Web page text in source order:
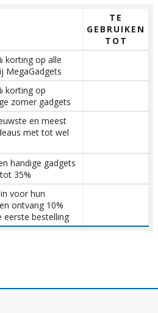
TE
GEBRUIKEN
TOT
korting op alle
MegaGadgets
korting op
zomer gadgets
en meest
met tot wel
handige gadgets
35%
voor hun
ontvang 10%
eerste bestelling